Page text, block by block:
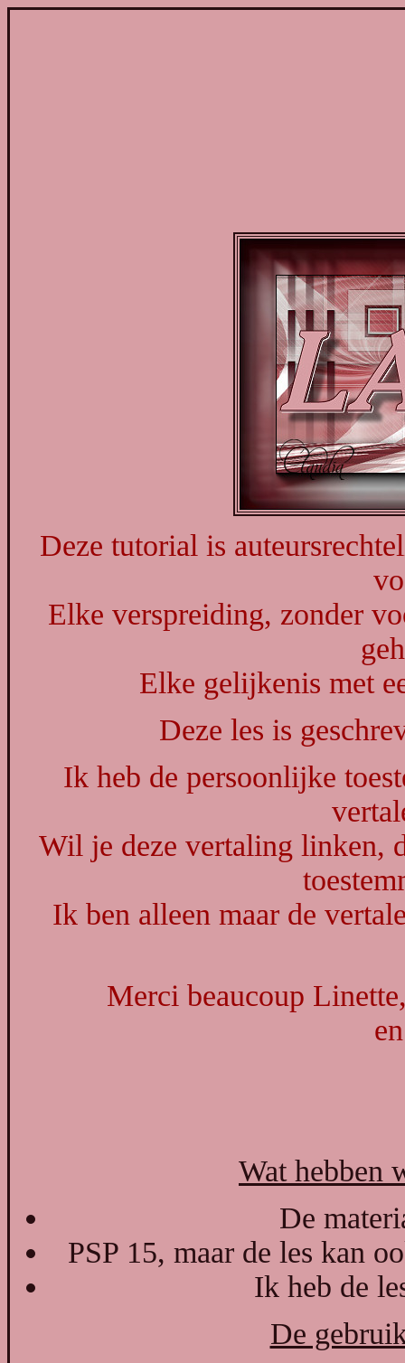
Deze tutorial is
Elke verspreiding, zonder
Elke gelijkenis met
Deze les is
Ik heb de persoonlijke
Wil je deze vertaling linken,
Ik ben alleen maar de
Merci beaucoup
Wat hebben
De
PSP 15, maar de les kan
Ik heb de
De